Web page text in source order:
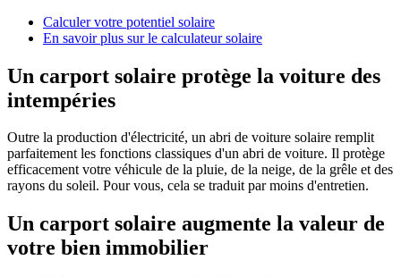
Calculer votre potentiel solaire
En savoir plus sur le calculateur solaire
Un carport solaire protège la voiture des
intempéries
Outre la production d'électricité, un abri de voiture solaire remplit
parfaitement les fonctions classiques d'un abri de voiture. Il protège
efficacement votre véhicule de la pluie, de la neige, de la grêle et des
rayons du soleil. Pour vous, cela se traduit par moins d'entretien.
Un carport solaire augmente la valeur de
votre bien immobilier